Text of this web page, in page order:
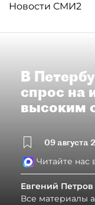
Новости СМИ2
В
спрос на
высоким
09 августа
Читайте нас
Евгений Петров
Все материалы